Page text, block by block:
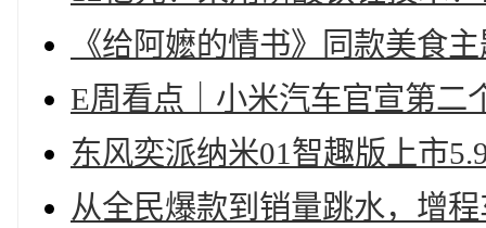
《给阿嬷的情书》同款美食
E周看点｜小米汽车官宣第二
东风奕派纳米01智趣版上市
从全民爆款到销量跳水，增